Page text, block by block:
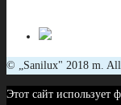
© „Sanilux" 2018 m. All
Этот сайт использует